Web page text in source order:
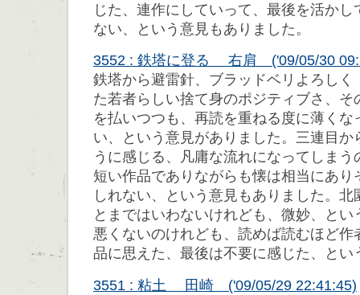
じた、連作にしていって、最後を活か
ない、という意見もありました。
3552 : 鉄塔に登る 右肩 ('09/05/30
鉄塔から避雷針、ブラッドベリよろしく
た若者らしい捨て身のポジティブさ、そ
を払いつつも、再読を重ねる度に薄く
い、という意見がありました。三連目か
うに感じる、凡庸な流れになってしま
短い作品でありながらも懐は相当にあり
しれない、という意見もありました。
とまではいわないけれども、微妙、と
悪くないのけれども、読めば読むほど作
品に思えた、最後は不要に感じた、とい
3551 : 粘土 田崎 ('09/05/29 22:41:45)